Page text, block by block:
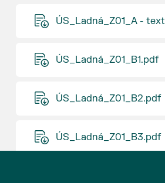
ÚS_Ladná_Z01_A -
ÚS_Ladná_Z01_B1.pdf
ÚS_Ladná_Z01_B2.pdf
ÚS_Ladná_Z01_B3.pdf